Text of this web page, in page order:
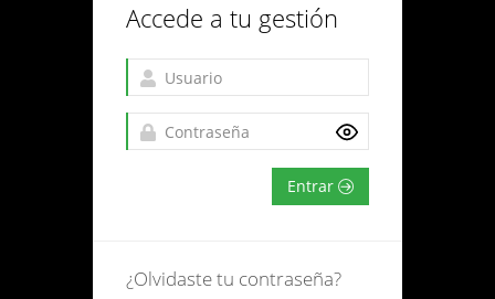
Accede a tu gestión
Entrar
¿Olvidaste tu contraseña?